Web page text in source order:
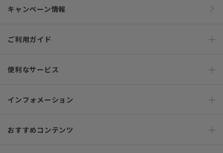
キャンペーン情報
ご利用ガイド
便利なサービス
インフォメーション
おすすめコンテンツ